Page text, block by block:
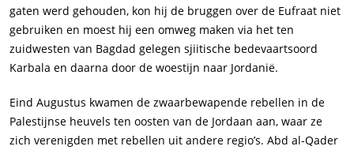
gaten werd gehouden, kon hij de bruggen over de Eufraat niet
gebruiken en moest hij een omweg maken via het ten
zuidwesten van Bagdad gelegen sjiitische bedevaartsoord
Karbala en daarna door de woestijn naar Jordanië.
Eind Augustus kwamen de zwaarbewapende rebellen in de
Palestijnse heuvels ten oosten van de Jordaan aan, waar ze
zich verenigden met rebellen uit andere regio’s. Abd al-Qader